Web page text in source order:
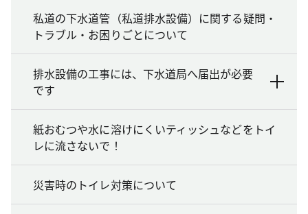
私道の下水道管（私道排水設備）に関する疑問・
トラブル・お困りごとについて
排水設備の工事には、下水道局へ届出が必要
です
紙おむつや水に溶けにくいティッシュなどをトイ
レに流さないで！
災害時のトイレ対策について